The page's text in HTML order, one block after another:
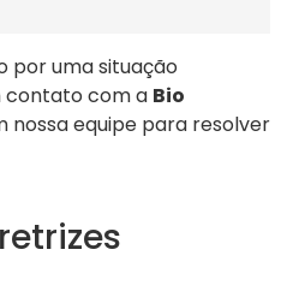
por uma situação
contato com a Bio
nossa equipe para resolver